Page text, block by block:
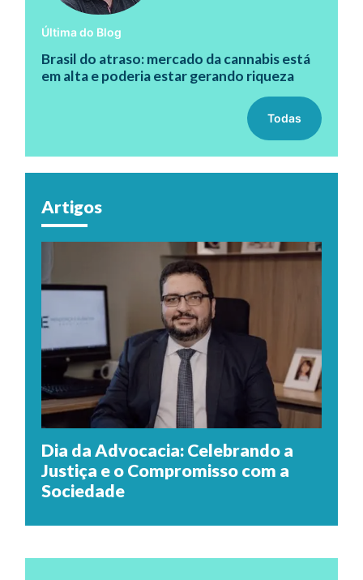
Última do Blog
Brasil do atraso: mercado da cannabis está
em alta e poderia estar gerando riqueza
Todas
Artigos
Dia da Advocacia: Celebrando a
Justiça e o Compromisso com a
Sociedade